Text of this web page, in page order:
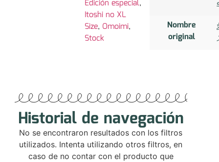
Edición especial,
Itoshi no XL
Size, Omoimi,
Stock
Nombre
original
Historial de navegación
No se encontraron resultados con los filtros
utilizados. Intenta utilizando otros filtros, en
caso de no contar con el producto que